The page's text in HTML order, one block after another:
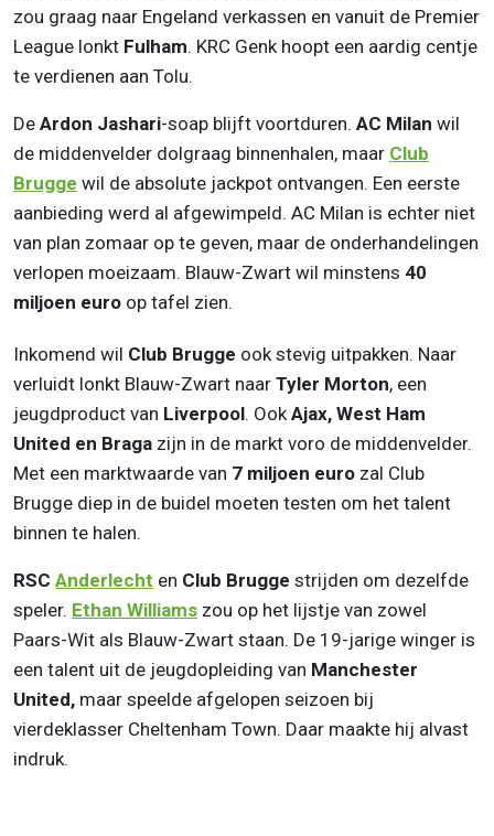
zou graag naar Engeland verkassen en vanuit de Premier
League lonkt Fulham. KRC Genk hoopt een aardig centje
te verdienen aan Tolu.
De Ardon Jashari-soap blijft voortduren. AC Milan wil
de middenvelder dolgraag binnenhalen, maar Club
Brugge wil de absolute jackpot ontvangen. Een eerste
aanbieding werd al afgewimpeld. AC Milan is echter niet
van plan zomaar op te geven, maar de onderhandelingen
verlopen moeizaam. Blauw-Zwart wil minstens 40
miljoen euro op tafel zien.
Inkomend wil Club Brugge ook stevig uitpakken. Naar
verluidt lonkt Blauw-Zwart naar Tyler Morton, een
jeugdproduct van Liverpool. OokAjax, West Ham
United en Braga zijn in de markt voro de middenvelder.
Met een marktwaarde van 7 miljoen euro zal Club
Brugge diep in de buidel moeten testen om het talent
binnen te halen.
RSC Anderlecht en Club Brugge strijden om dezelfde
speler. Ethan Williams zou op het lijstje van zowel
Paars-Wit als Blauw-Zwart staan. De 19-jarige winger is
een talent uit de jeugdopleiding van Manchester
United, maar speelde afgelopen seizoen bij
vierdeklasser Cheltenham Town. Daar maakte hij alvast
indruk.